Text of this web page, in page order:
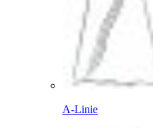
A-Linie